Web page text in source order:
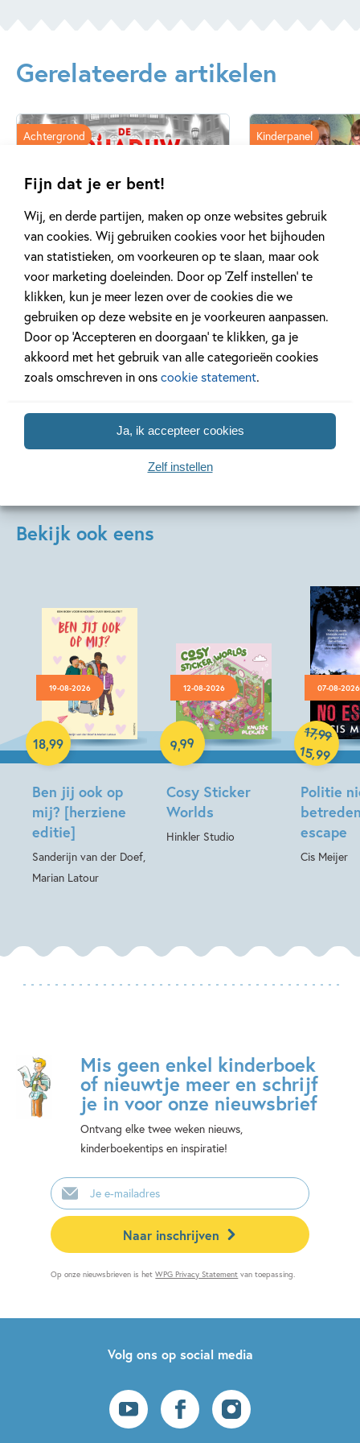
Fijn dat je er bent!
Wij, en derde partijen, maken op onze websites gebruik
van cookies. Wij gebruiken cookies voor het bijhouden
van statistieken, om voorkeuren op te slaan, maar ook
voor marketing doeleinden. Door op ‘Zelf instellen’ te
klikken, kun je meer lezen over de cookies die we
gebruiken op deze website en je voorkeuren aanpassen.
Door op ‘Accepteren en doorgaan’ te klikken, ga je
akkoord met het gebruik van alle categorieën cookies
zoals omschreven in onscookie statement.
Ja, ik accepteer cookies
Zelf instellen
Gerelateerde artikelen
20 APRIL 2026
Oplossing ‘De schaduwroof’
puzzel!
Achtergrond
Lees meer
27 FEBRUARI 2026
Ons
regent ganzen’
Kinderpanel
Lees meer
Bekijk ook eens
19-08-2026
Ben jij ook op
mij? [herziene
editie]
Sanderijn van der Doef,
Marian Latour
18,99
Hardcover
12-08-2026
Cosy Sticker
Worlds
Hinkler Studio
9,99
Paperback
07-08-2026
Politie
escape
Cis Meijer
17,99
15,99
Hardcover
Mis geen enkel kinderboek
of nieuwtje meer en schrijf
je in voor onze nieuwsbrief
Ontvang elke twee weken nieuws,
kinderboekentips en inspiratie!
E-
mailadres
Naar inschrijven
Op onze nieuwsbrieven is hetWPG Privacy Statement van toepassing.
Volg ons op social media